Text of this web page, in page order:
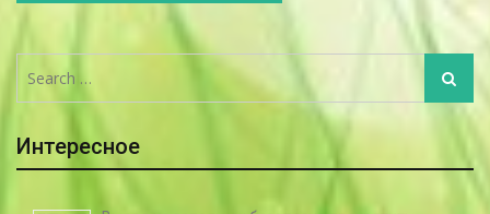
for:
Search
Интересное